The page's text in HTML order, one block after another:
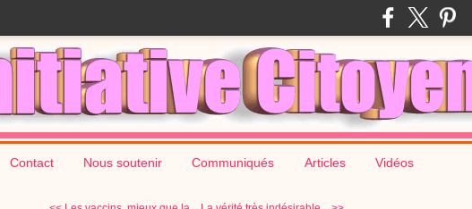
Contact Nous soutenir Communiqués Articles Vidéos